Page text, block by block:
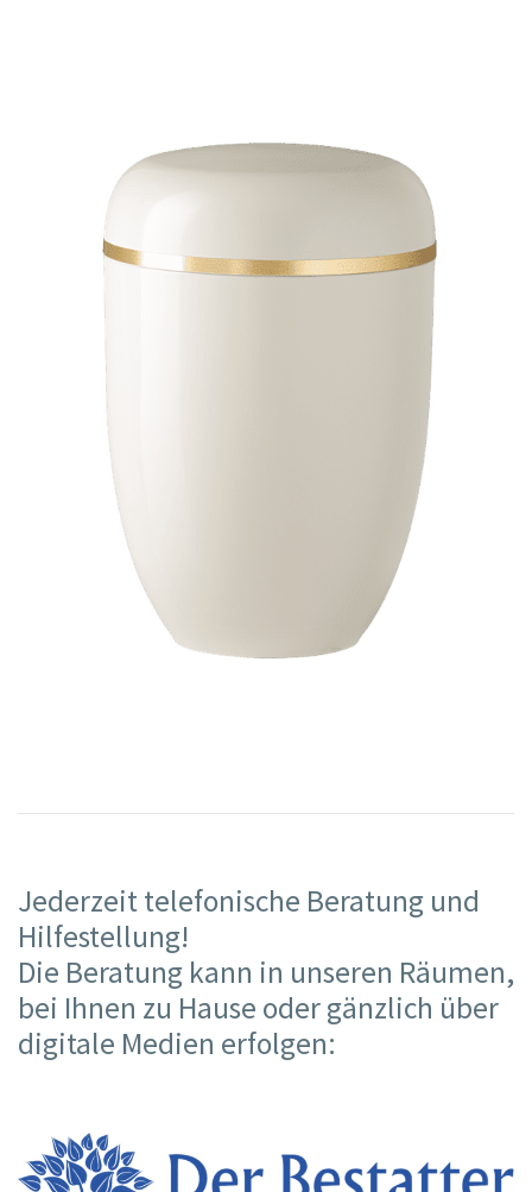
Jederzeit telefonische Beratung und
Hilfestellung!
Die Beratung kann in unseren Räumen,
bei Ihnen zu Hause oder gänzlich über
digitale Medien erfolgen: